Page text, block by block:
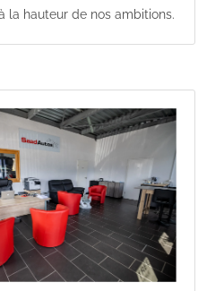
la hauteur de nos ambitions.